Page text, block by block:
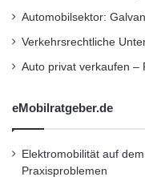
Nachrichtenkanal
ein
und empfangen.
J
a
a
Automobilsektor:
Verkehrsrechtliche
Auto privat verkaufen –
eMobilratgeber.de
Elektromobilität auf
Praxisproblemen